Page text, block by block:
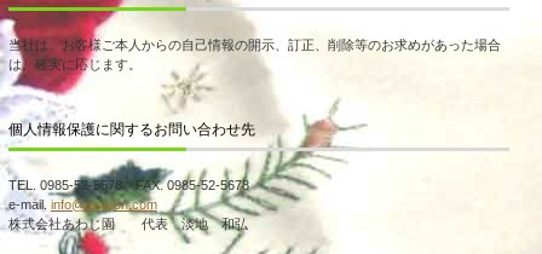
当社は、お客様ご本人からの自己情報の開示、訂正、削除等のお求めがあった場合
は、確実に応じます。
個人情報保護に関するお問い合わせ先
TEL. 0985-52-5678 FAX. 0985-52-5678
e-mail. info@awajien.com
株式会社あわじ園 代表 淡地 和弘